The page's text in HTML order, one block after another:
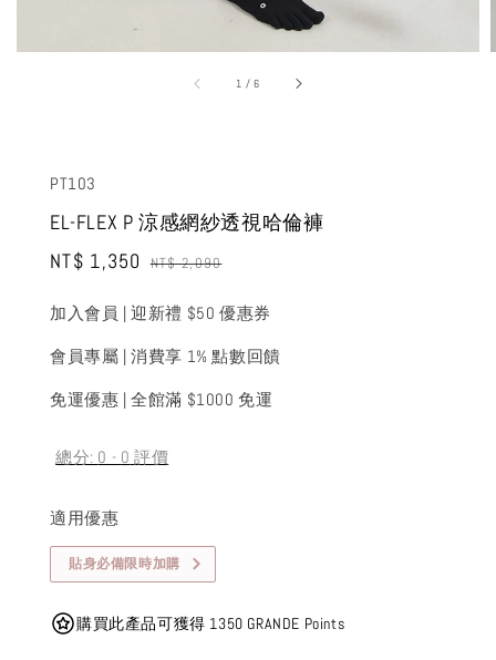
1 /6
PT103
EL-FLEX P 涼感網紗透視哈倫褲
Sale
NT$ 1,350 Regular
NT$ 2,090
加入會員 | 迎新禮 $50 優惠券
會員專屬 | 消費享 1% 點數回饋
免運優惠 | 全館滿 $1000 免運
總分: 0 - 0 評價
適用優惠
貼身必備限時加購
購買此產品可獲得 1350 GRANDE Points